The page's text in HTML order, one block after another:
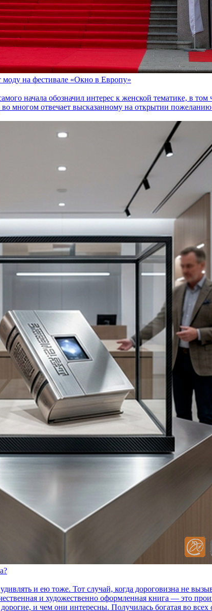
моду на фестивале «Окно в Европу»
начала обозначил интерес к женской тематике, в
многом отвечает высказанному на открытии
и ею тоже. Тот случай, когда дороговизна не
и художественно оформленная книга — это
и чем они интересны. Получилась богатая во всех